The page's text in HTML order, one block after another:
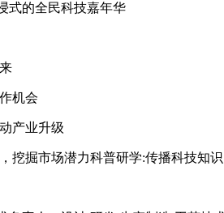
式的全民科技嘉年华
机会
产业升级
挖掘市场潜力科普研学:传播科技知